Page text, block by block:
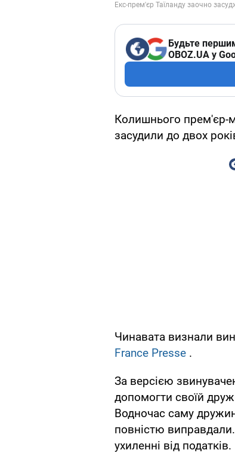
Будьте
OBOZ.UA у
Колишнього прем'єр-
засудили до двох
Чинавата визнали
France Presse .
За версією
допомогти своїй
Водночас саму
повністю
ухиленні від податків.